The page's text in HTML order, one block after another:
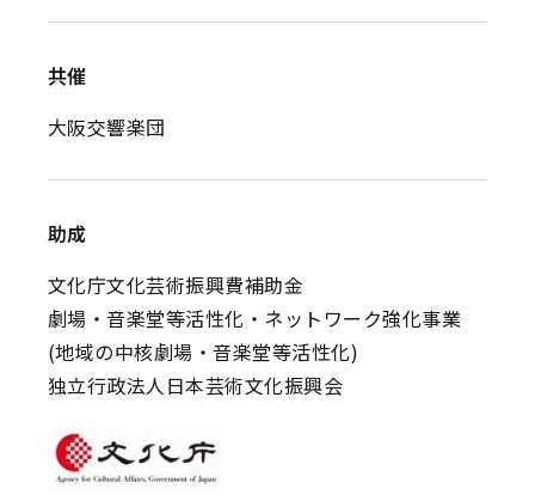
共催
大阪交響楽団
助成
文化庁文化芸術振興費補助金
劇場・音楽堂等活性化・ネットワーク強化事業
(地域の中核劇場・音楽堂等活性化)
独立行政法人日本芸術文化振興会